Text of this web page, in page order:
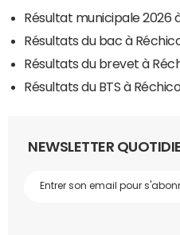
Résultat municipale
Résultats du bac à
Résultats du brevet à
Résultats du BTS à
NEWSLETTER